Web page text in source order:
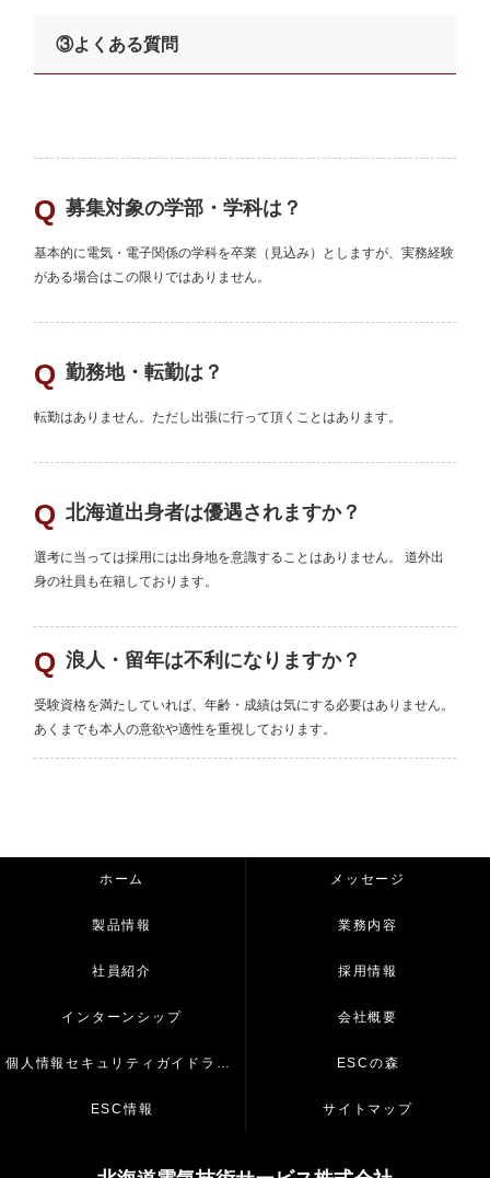
基本的に電気・電子関係の学科を卒業（見込み）としますが、実務経験
がある場合はこの限りではありません。
北海道出身者は優遇されますか？
選考に当っては採用には出身地を意識することはありません。 道外出
受験資格を満たしていれば、年齢・成績は気にする必要はありません。
ホーム メッセージ
製品情報 業務内容
社員紹介 採用情報
インターンシップ 会社概要
ESCの森
ESC情報 サイトマップ